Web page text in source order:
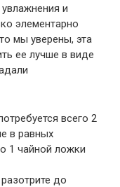
и
элементарно
мы уверены, эта
ее лучше в виде
всего 2
в равных
1 чайной ложки
до